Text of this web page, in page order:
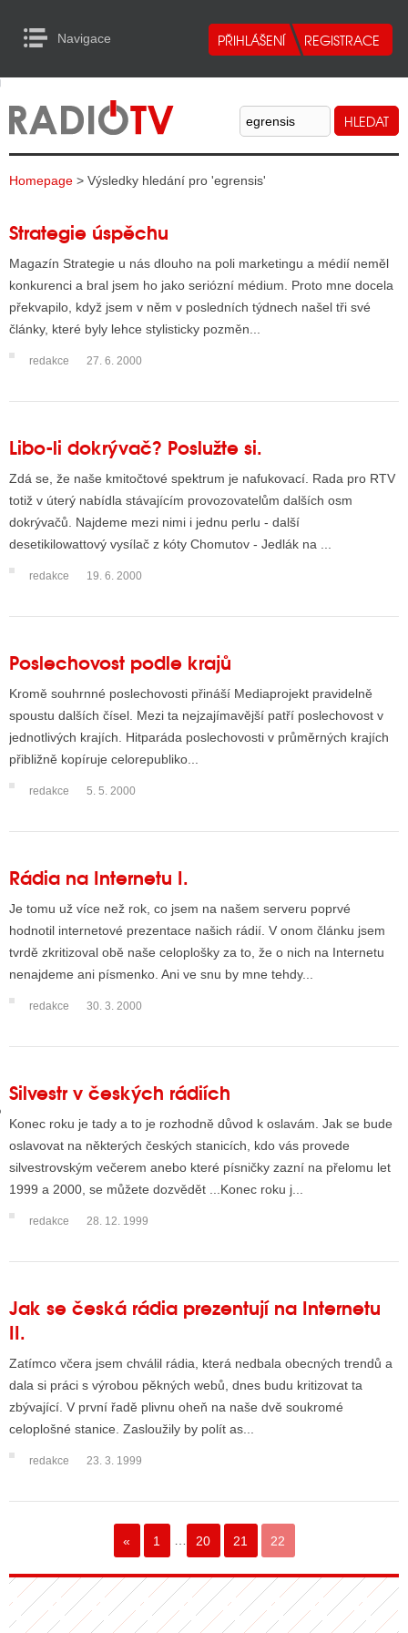
Navigace
RADIA
TELEVIZE
INTERNET
TISK
RADIA
RÁDIÍ
RÁDIÍ
VYSÍLAČE
TELEVIZÍ
VYSÍLAČE
STRÁNKY TV
TISK
STÁT BLOGEREM
BLOGERA
STARŠÍCH DISKUZÍ
to Content
Homepage > Výsledky hledání pro 'egrensis'
Strategie úspěchu
Magazín Strategie u nás dlouho na poli marketingu a médií neměl
konkurenci a bral jsem ho jako seriózní médium. Proto mne docela
překvapilo, když jsem v něm v posledních týdnech našel tři své
články, které byly lehce stylisticky pozměn...
redakce 27. 6. 2000
Libo-li dokrývač? Poslužte si.
Zdá se, že naše kmitočtové spektrum je nafukovací. Rada pro RTV
totiž v úterý nabídla stávajícím provozovatelům dalších osm
dokrývačů. Najdeme mezi nimi i jednu perlu - další
desetikilowattový vysílač z kóty Chomutov - Jedlák na ...
redakce 19. 6. 2000
Poslechovost podle krajů
Kromě souhrnné poslechovosti přináší Mediaprojekt pravidelně
spoustu dalších čísel. Mezi ta nejzajímavější patří poslechovost v
jednotlivých krajích. Hitparáda poslechovosti v průměrných krajích
přibližně kopíruje celorepubliko...
redakce 5. 5. 2000
Rádia na Internetu I.
Je tomu už více než rok, co jsem na našem serveru poprvé
hodnotil internetové prezentace našich rádií. V onom článku jsem
tvrdě zkritizoval obě naše celoplošky za to, že o nich na Internetu
nenajdeme ani písmenko. Ani ve snu by mne tehdy...
redakce 30. 3. 2000
Silvestr v českých rádiích
Konec roku je tady a to je rozhodně důvod k oslavám. Jak se bude
oslavovat na některých českých stanicích, kdo vás provede
silvestrovským večerem anebo které písničky zazní na přelomu let
1999 a 2000, se můžete dozvědět ...Konec roku j...
redakce 28. 12. 1999
Jak se česká rádia prezentují na Internetu
II.
Zatímco včera jsem chválil rádia, která nedbala obecných trendů a
dala si práci s výrobou pěkných webů, dnes budu kritizovat ta
zbývající. V první řadě plivnu oheň na naše dvě soukromé
celoplošné stanice. Zasloužily by polít as...
redakce 23. 3. 1999
« 1 20 21 22